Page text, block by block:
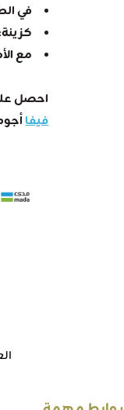
في
مع
احصل على بابريكا
فيفا